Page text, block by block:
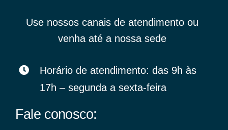
Use nossos canais de atendimento ou
venha até a nossa sede
Horário de atendimento: das 9h às
17h – segunda a sexta-feira
Fale conosco: